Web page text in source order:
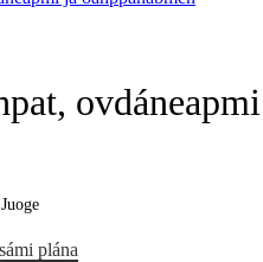
ovdáneapmi
Juoge
plána